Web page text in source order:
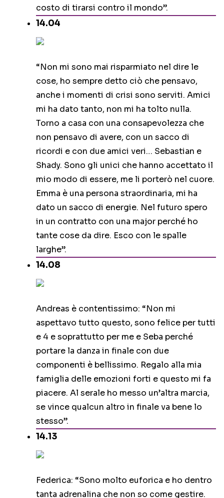
costo di tirarsi contro il mondo”.
14.04
“Non mi sono mai risparmiato nel dire le
cose, ho sempre detto ciò che pensavo,
anche i momenti di crisi sono serviti. Amici
mi ha dato tanto, non mi ha tolto nulla.
Torno a casa con una consapevolezza che
non pensavo di avere, con un sacco di
ricordi e con due amici veri… Sebastian e
Shady. Sono gli unici che hanno accettato il
mio modo di essere, me li porterò nel cuore.
Emma è una persona straordinaria, mi ha
dato un sacco di energie. Nel futuro spero
in un contratto con una major perché ho
tante cose da dire. Esco con le spalle
larghe”.
14.08
Andreas è contentissimo: “Non mi
aspettavo tutto questo, sono felice per tutti
e 4 e soprattutto per me e Seba perché
portare la danza in finale con due
componenti è bellissimo. Regalo alla mia
famiglia delle emozioni forti e questo mi fa
piacere. Al serale ho messo un’altra marcia,
se vince qualcun altro in finale va bene lo
stesso”.
14.13
Federica: “Sono molto euforica e ho dentro
tanta adrenalina che non so come gestire.